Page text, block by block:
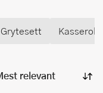
Grytesett